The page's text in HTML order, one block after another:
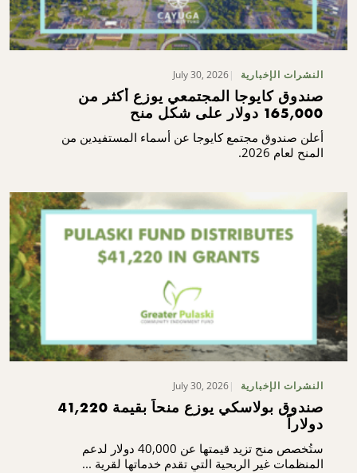
النشرات الإخبارية July 30, 2026
صندوق كايوجا المجتمعي يوزع أكثر من
165,000 دولار على شكل منح
أعلن صندوق مجتمع كايوجا عن أسماء المستفيدين من
المنح لعام 2026.
النشرات الإخبارية July 30, 2026
صندوق بولاسكي يوزع منحاً بقيمة 41,220
دولاراً
ستُخصص منح تزيد قيمتها عن 40,000 دولار لدعم
المنظمات غير الربحية التي تقدم خدماتها لقرية ...